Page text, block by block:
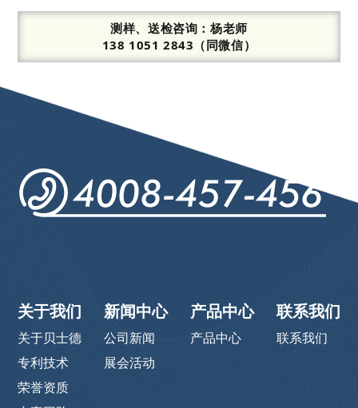
测样、送检咨询： 杨老师
138 1051 2843（同微信）
关于我们
关于贝士德
专利技术
荣誉资质
新闻中心
公司新闻
展会活动
产品中心
产品中心
联系我们
联系我们